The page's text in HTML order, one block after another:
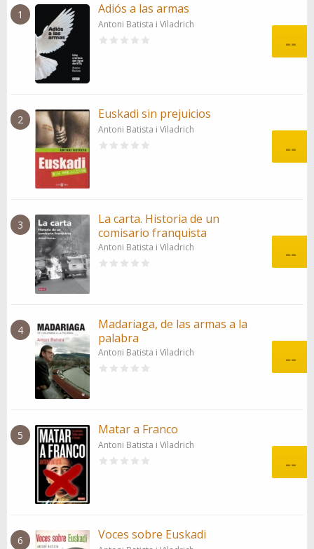
1 Adiós a las armas
Antoni Batista i Viladrich
--
2 Euskadi sin prejuicios
Antoni Batista i Viladrich
--
3
La carta. Historia de un
comisario franquista
Antoni Batista i Viladrich --
4
Madariaga, de las armas a la
palabra
Antoni Batista i Viladrich --
5 Matar a Franco
Antoni Batista i Viladrich
--
6 Voces sobre Euskadi